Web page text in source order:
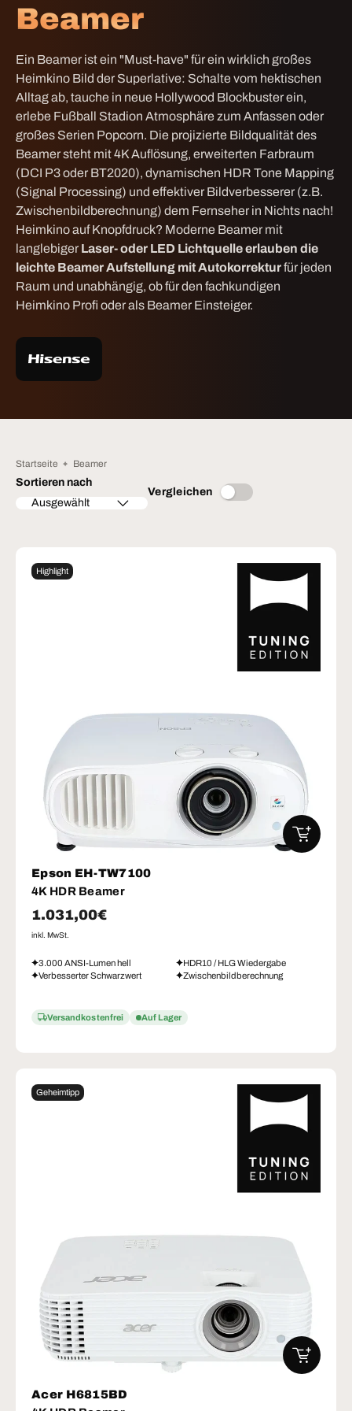
Beamer
Ein Beamer ist ein "Must-have" für ein wirklich großes
Heimkino Bild der Superlative: Schalte vom hektischen
Alltag ab, tauche in neue Hollywood Blockbuster ein,
erlebe Fußball Stadion Atmosphäre zum Anfassen oder
großes Serien Popcorn. Die projizierte Bildqualität des
Beamer steht mit 4K Auflösung, erweiterten Farbraum
(DCI P3 oder BT2020), dynamischen HDR Tone Mapping
(Signal Processing) und effektiver Bildverbesserer (z.B.
Zwischenbildberechnung) dem Fernseher in Nichts nach!
Heimkino auf Knopfdruck? Moderne Beamer mit
langlebiger Laser- oder LED Lichtquelle erlauben die
leichte Beamer Aufstellung mit Autokorrekturfür jeden
Raum und unabhängig, ob für den fachkundigen
Heimkino Profi oder als Beamer Einsteiger.
Startseite Beamer
Sortieren nach
Ausgewählt
Vergleichen
Highlight
Epson EH-TW7100
4K HDR Beamer
Normaler Preis
1.031,00€
inkl. MwSt.
3.000 ANSI-Lumen hell
HDR10 / HLG Wiedergabe
Verbesserter Schwarzwert
Zwischenbildberechnung
Versandkostenfrei Auf Lager
IN DEN
Geheimtipp
Acer H6815BD
IN DEN